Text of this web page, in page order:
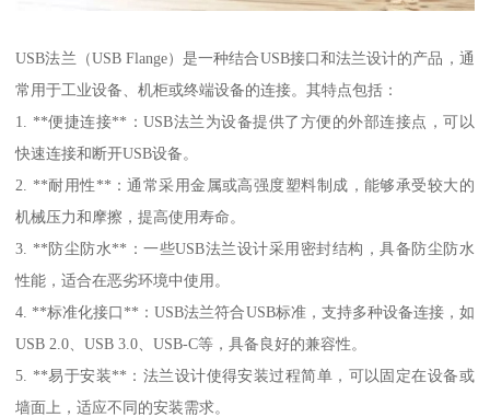
USB法兰（USB Flange）是一种结合USB接口和法兰设计的产品，通
常用于工业设备、机柜或终端设备的连接。其特点包括：
1. **便捷连接**：USB法兰为设备提供了方便的外部连接点，可以
快速连接和断开USB设备。
2. **耐用性**：通常采用金属或高强度塑料制成，能够承受较大的
机械压力和摩擦，提高使用寿命。
3. **防尘防水**：一些USB法兰设计采用密封结构，具备防尘防水
性能，适合在恶劣环境中使用。
4. **标准化接口**：USB法兰符合USB标准，支持多种设备连接，如
USB 2.0、USB 3.0、USB-C等，具备良好的兼容性。
5. **易于安装**：法兰设计使得安装过程简单，可以固定在设备或
墙面上，适应不同的安装需求。